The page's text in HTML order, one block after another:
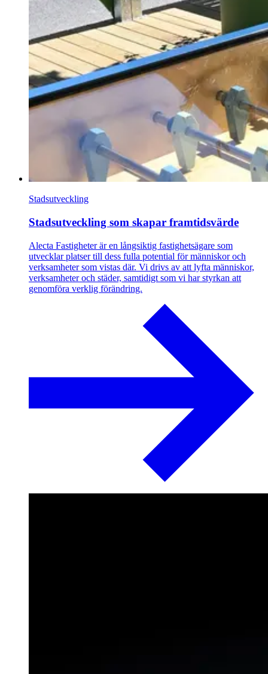
Stadsutveckling
Stadsutveckling som skapar framtidsvärde
Alecta Fastigheter är en långsiktig fastighetsägare som
utvecklar platser till dess fulla potential för människor och
verksamheter som vistas där. Vi drivs av att lyfta människor,
verksamheter och städer, samtidigt som vi har styrkan att
genomföra verklig förändring.